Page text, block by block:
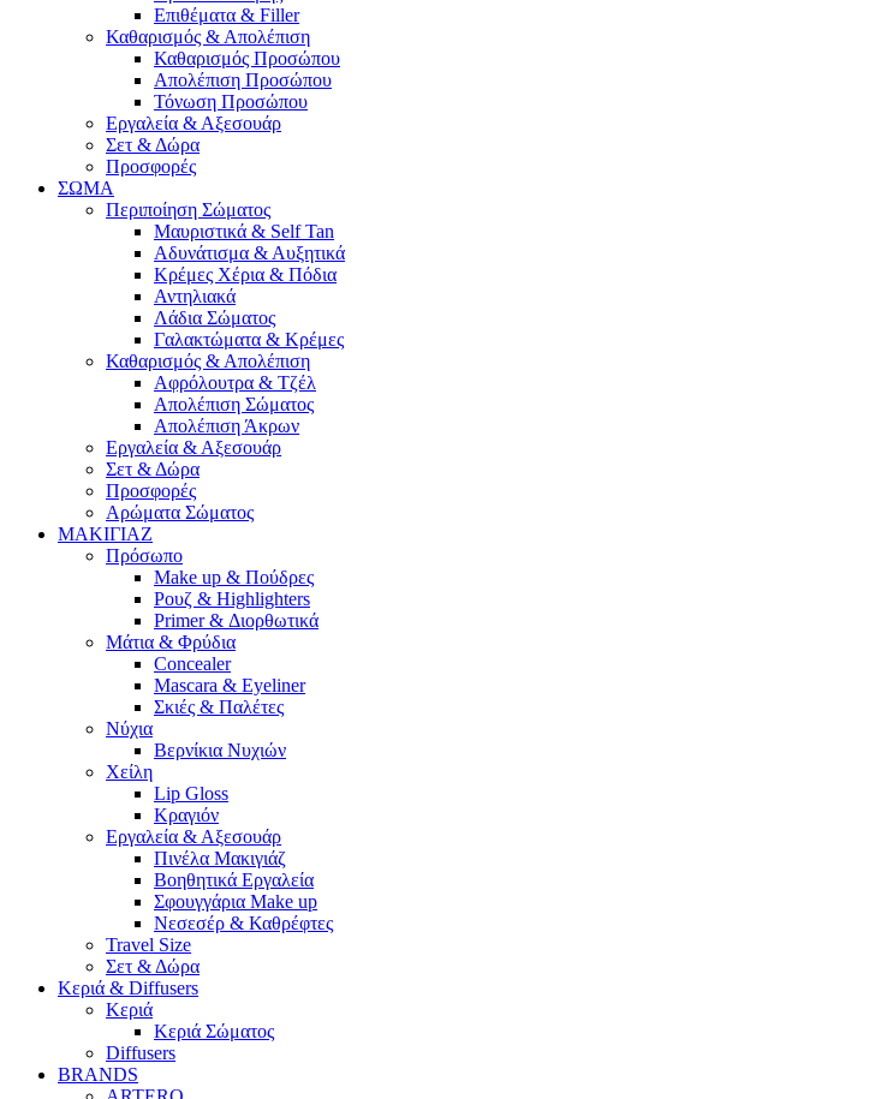
Επιθέματα & Filler
Καθαρισμός & Απολέπιση
Καθαρισμός Προσώπου
Απολέπιση Προσώπου
Τόνωση Προσώπου
Εργαλεία & Αξεσουάρ
Σετ & Δώρα
Προσφορές
ΣΩΜΑ
Περιποίηση Σώματος
Μαυριστικά & Self Tan
Αδυνάτισμα & Αυξητικά
Κρέμες Χέρια & Πόδια
Αντηλιακά
Λάδια Σώματος
Γαλακτώματα & Κρέμες
Καθαρισμός & Απολέπιση
Αφρόλουτρα & Τζέλ
Απολέπιση Σώματος
Απολέπιση Άκρων
Εργαλεία & Αξεσουάρ
Σετ & Δώρα
Προσφορές
Αρώματα Σώματος
ΜΑΚΙΓΙΑΖ
Πρόσωπο
Make up & Πούδρες
Ρουζ & Highlighters
Primer & Διορθωτικά
Μάτια & Φρύδια
Concealer
Mascara & Eyeliner
Σκιές & Παλέτες
Νύχια
Βερνίκια Νυχιών
Χείλη
Lip Gloss
Κραγιόν
Εργαλεία & Αξεσουάρ
Πινέλα Μακιγιάζ
Βοηθητικά Εργαλεία
Σφουγγάρια Make up
Νεσεσέρ & Καθρέφτες
Travel Size
Σετ & Δώρα
Κεριά & Diffusers
Κεριά
Κεριά Σώματος
Diffusers
BRANDS